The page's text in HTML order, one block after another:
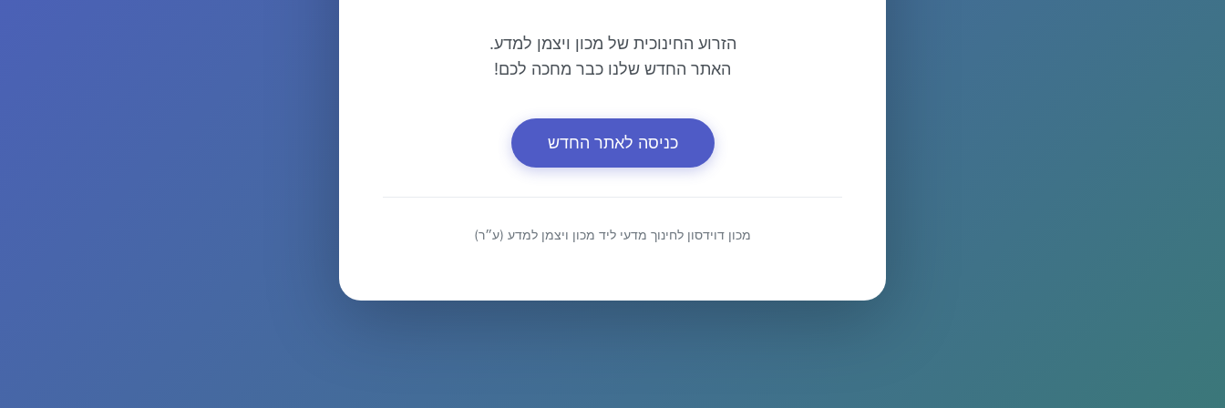
הזרוע החינוכית של מכון ויצמן למדע.
האתר החדש שלנו כבר מחכה לכם!
כניסה לאתר החדש
מכון דוידסון לחינוך מדעי ליד מכון ויצמן למדע (ע״ר)